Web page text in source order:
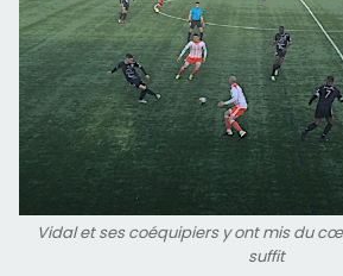
Vidal et ses coéquipiers y ont mis du
suffit